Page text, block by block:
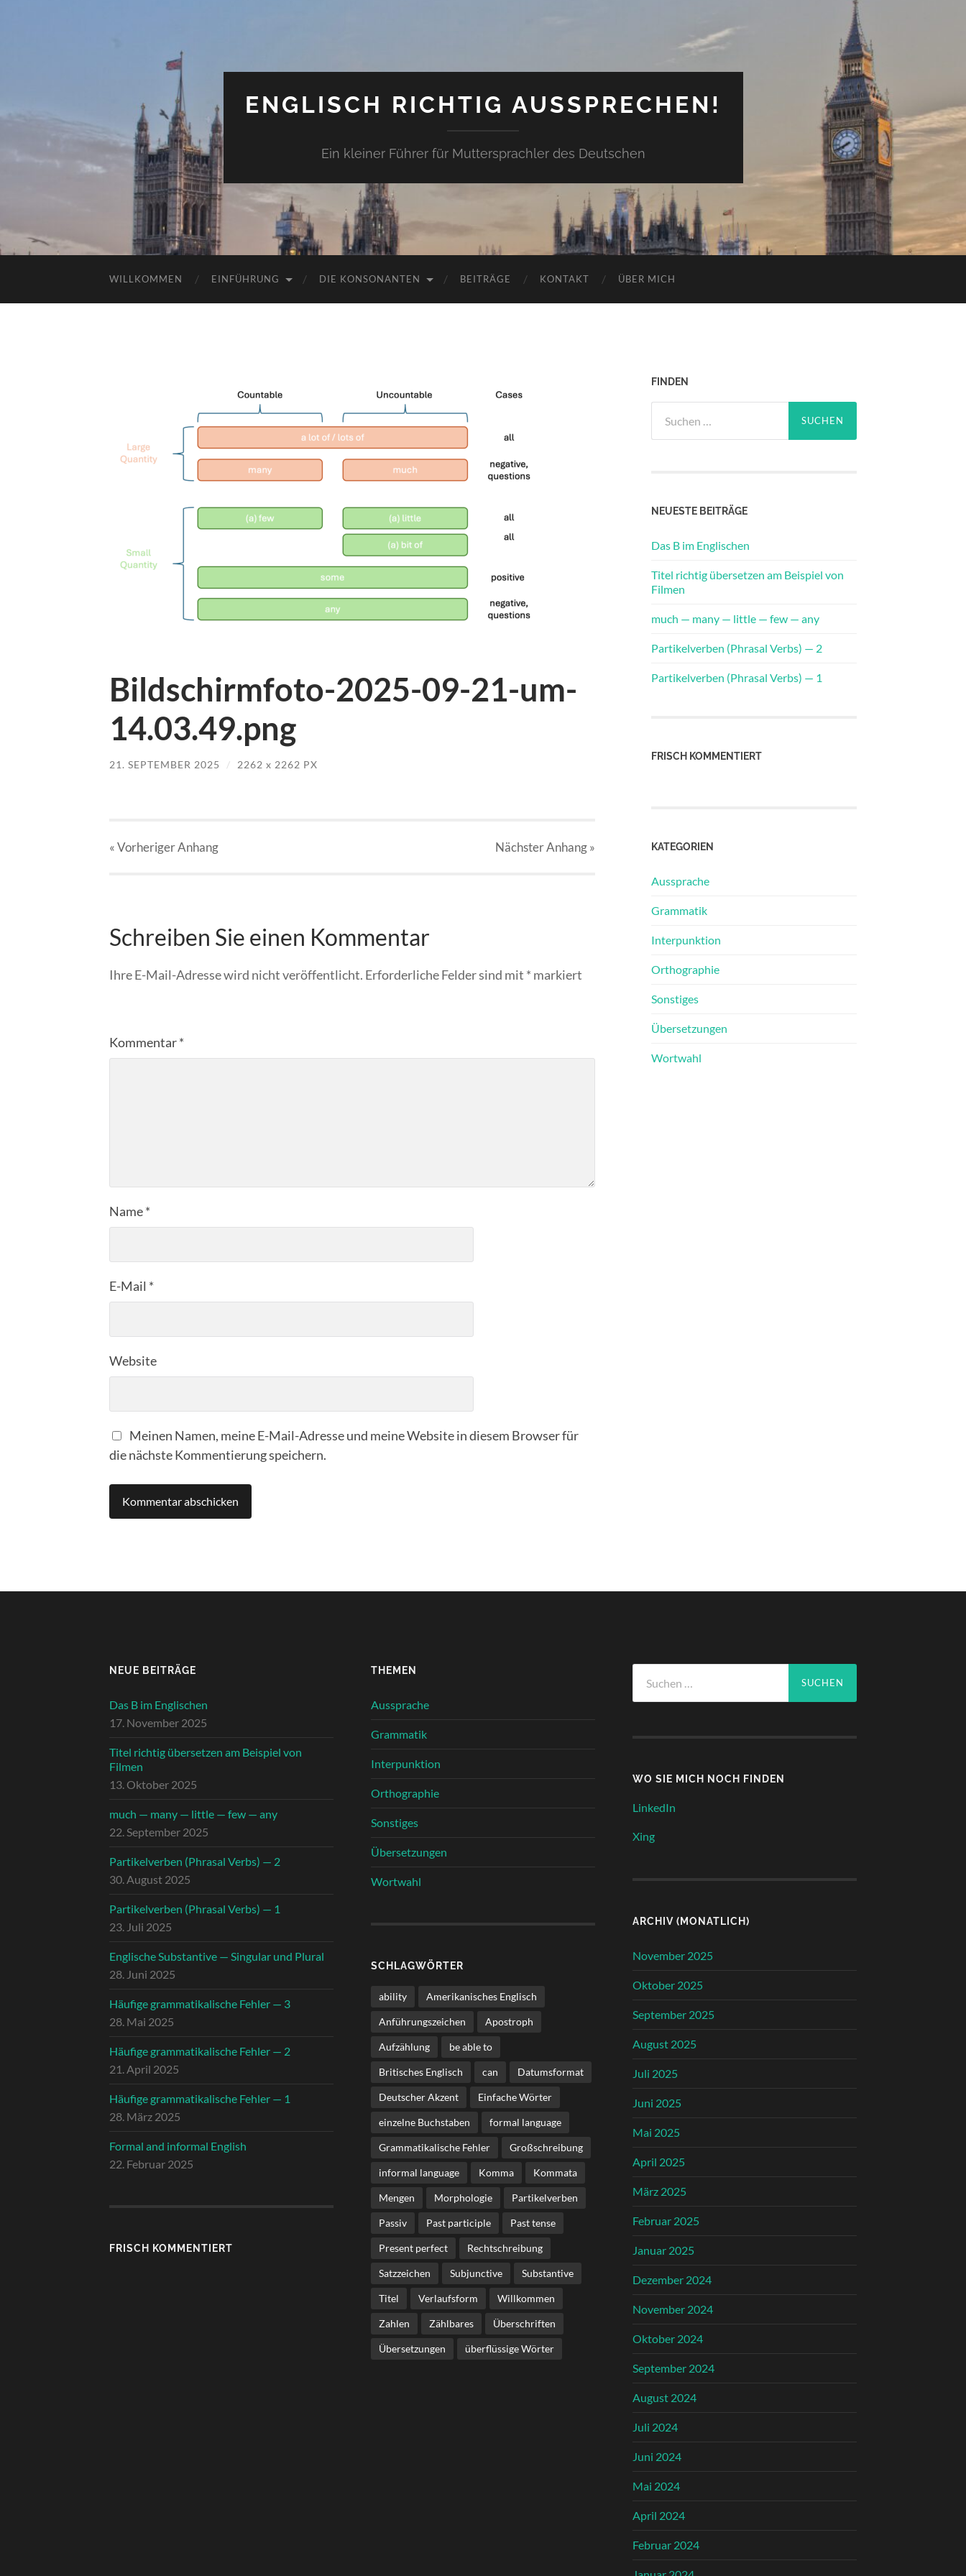
ENGLISCH RICHTIG AUSSPRECHEN!
Ein kleiner Führer für Muttersprachler des Deutschen
WILLKOMMEN EINFÜHRUNG DIE KONSONANTEN BEITRÄGE KONTAKT ÜBER MICH
Bildschirmfoto-2025-09-21-um-
14.03.49.png
21. SEPTEMBER 2025 / 2262 x 2262 PX
« VorherigerAnhang NächsterAnhang»
Schreiben Sie einen Kommentar
Ihre E-Mail-Adresse wird nicht veröffentlicht. Erforderliche Felder sind mit * markiert
Kommentar*
Name*
E-Mail *
Website
Meinen Namen, meine E-Mail-Adresse und meine Website in diesem Browser für
die nächste Kommentierung speichern.
FINDEN
nach:
NEUESTE BEITRÄGE
Das B im Englischen
Titel richtig übersetzen am Beispiel von
Filmen
much — many — little — few — any
Partikelverben (Phrasal Verbs) — 2
Partikelverben (Phrasal Verbs) — 1
FRISCH KOMMENTIERT
KATEGORIEN
Aussprache
Grammatik
Interpunktion
Orthographie
Sonstiges
Übersetzungen
Wortwahl
NEUE BEITRÄGE
Das B im Englischen
17. November 2025
Titel richtig übersetzen am Beispiel von
Filmen
13. Oktober 2025
much — many — little — few — any
22. September 2025
Partikelverben (Phrasal Verbs) — 2
30. August 2025
Partikelverben (Phrasal Verbs) — 1
23. Juli 2025
Englische Substantive — Singular und Plural
28. Juni 2025
Häufige grammatikalische Fehler — 3
28. Mai 2025
Häufige grammatikalische Fehler — 2
21. April 2025
Häufige grammatikalische Fehler — 1
28. März 2025
Formal and informal English
22. Februar 2025
FRISCH KOMMENTIERT
THEMEN
Aussprache
Grammatik
Interpunktion
Orthographie
Sonstiges
Übersetzungen
Wortwahl
SCHLAGWÖRTER
ability Amerikanisches Englisch
Anführungszeichen Apostroph
Aufzählung be able to
Britisches Englisch can Datumsformat
Deutscher Akzent Einfache Wörter
einzelne Buchstaben formal language
Grammatikalische Fehler Großschreibung
informal language Komma Kommata
Mengen Morphologie Partikelverben
Passiv Past participle Past tense
Present perfect Rechtschreibung
Satzzeichen Subjunctive Substantive
Titel Verlaufsform Willkommen
Zahlen Zählbares Überschriften
Übersetzungen überflüssige Wörter
nach:
WO SIE MICH NOCH FINDEN
LinkedIn
Xing
ARCHIV (MONATLICH)
November 2025
Oktober 2025
September 2025
August 2025
Juli 2025
Juni 2025
Mai 2025
April 2025
März 2025
Februar 2025
Januar 2025
Dezember 2024
November 2024
Oktober 2024
September 2024
August 2024
Juli 2024
Juni 2024
Mai 2024
April 2024
Februar 2024